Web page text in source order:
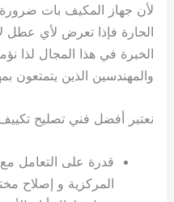
لأن جهاز المكيف بات
الحارة فإذا تعرض لأي عطل
الخبرة في هذا المجال لذا
والمهندسين الذين يتمتعون
نعتبر أفضل فني تصليح
قدرة على التعامل مع
المركزية و إصلاح